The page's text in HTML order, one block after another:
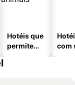
Hotéis que
permitem
com